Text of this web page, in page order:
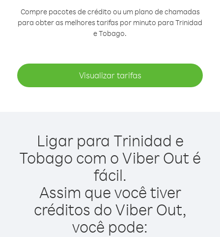
Compre pacotes de crédito ou um plano de chamadas
para obter as melhores tarifas por minuto para Trinidad
e Tobago.
Visualizar tarifas
Ligar para Trinidad e
Tobago com o Viber Out é
fácil.
Assim que você tiver
créditos do Viber Out,
você pode: